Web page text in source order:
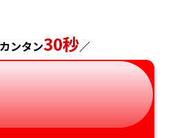
岐阜県
静岡県
奈良県
歌山県
徳島県
大分県
ンタン30秒／